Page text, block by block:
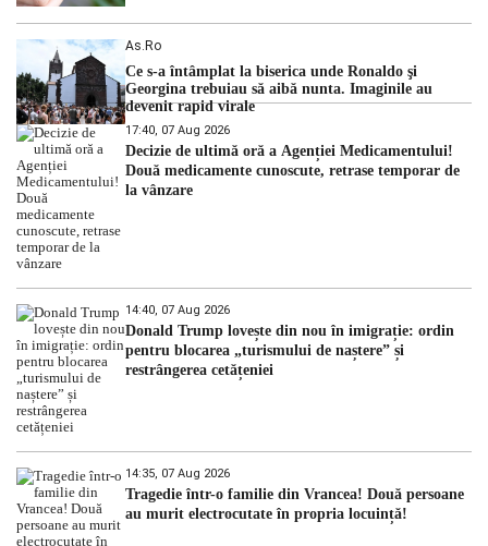
As.ro
Ce s-a întâmplat la biserica unde Ronaldo şi
Georgina trebuiau să aibă nunta. Imaginile au
devenit rapid virale
17:40, 07 Aug 2026
Decizie de ultimă oră a Agenției Medicamentului!
Două medicamente cunoscute, retrase temporar de
la vânzare
14:40, 07 Aug 2026
Donald Trump lovește din nou în imigrație: ordin
pentru blocarea „turismului de naștere” și
restrângerea cetățeniei
14:35, 07 Aug 2026
Tragedie într-o familie din Vrancea! Două persoane
au murit electrocutate în propria locuință!